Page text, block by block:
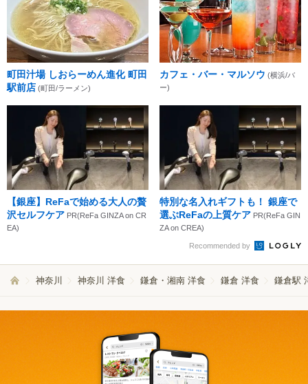
町田汁場 しおらーめん進化 町田
駅前店 (町田/ラーメン)
カフェ・バー・マルソウ (横浜/バ
ー)
【銀座】ReFaで始める大人の贅
沢セルフケア PR(ReFa GINZA on CR
EA)
特別な名入れギフトも！ 銀座で
選ぶReFaの上質ケア PR(ReFa GIN
ZA on CREA)
Recommended by
神奈川 神奈川 洋食 鎌倉・湘南 洋食 鎌倉 洋食 鎌倉駅